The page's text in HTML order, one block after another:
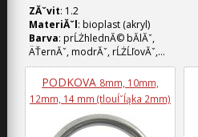
ZĂˇvit: 1.2
MateriĂˇl: bioplast (akryl)
Barva: prĹŻhlednĂ© bĂ­lĂˇ,
ÄŤernĂˇ, modrĂˇ, rĹŻĹľovĂˇ,...
PODKOVA 8mm, 10mm,
12mm, 14 mm (tlouĺˇĺąka 2mm)